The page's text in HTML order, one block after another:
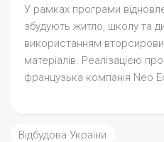
У рамках програми
збудують житло, школу та
використанням
матеріалів. Реалізацією
французька компанія Neo
Відбудова України